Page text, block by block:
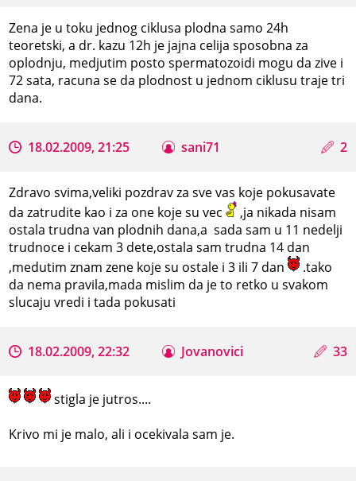
Zena je u toku jednog ciklusa plodna samo 24h
teoretski, a dr. kazu 12h je jajna celija sposobna za
oplodnju, medjutim posto spermatozoidi mogu da zive i
72 sata, racuna se da plodnost u jednom ciklusu traje tri
dana.
18.02.2009, 21:25 sani71 2
Zdravo svima,veliki pozdrav za sve vas koje pokusavate
da zatrudite kao i za one koje su vec
,ja nikada nisam
ostala trudna van plodnih dana,a sada sam u 11 nedelji
trudnoce i cekam 3 dete,ostala sam trudna 14 dan
,medutim znam zene koje su ostale i 3 ili 7 dan
.tako
da nema pravila,mada mislim da je to retko u svakom
slucaju vredi i tada pokusati
18.02.2009, 22:32 Jovanovici 33
stigla je jutros....
Krivo mi je malo, ali i ocekivala sam je.